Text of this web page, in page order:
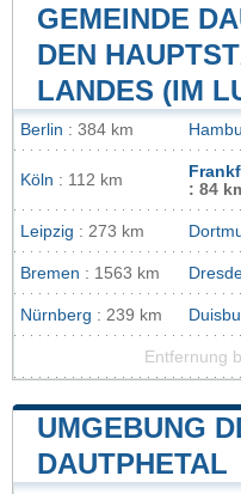
GEMEINDE
DEN
LANDES (IM
Berlin : 384 km
Köln : 112 km
: 84
Leipzig : 273 km
Bremen : 1563 km
Nürnberg : 239 km
Entfernung
UMGEBUNG
DAUTPHETAL